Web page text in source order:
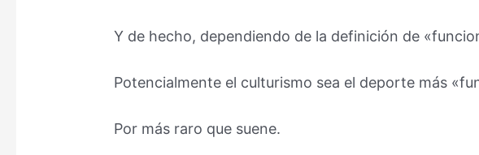
Y de hecho, dependiendo de la definición de
Potencialmente el culturismo sea el deporte más
Por más raro que suene.